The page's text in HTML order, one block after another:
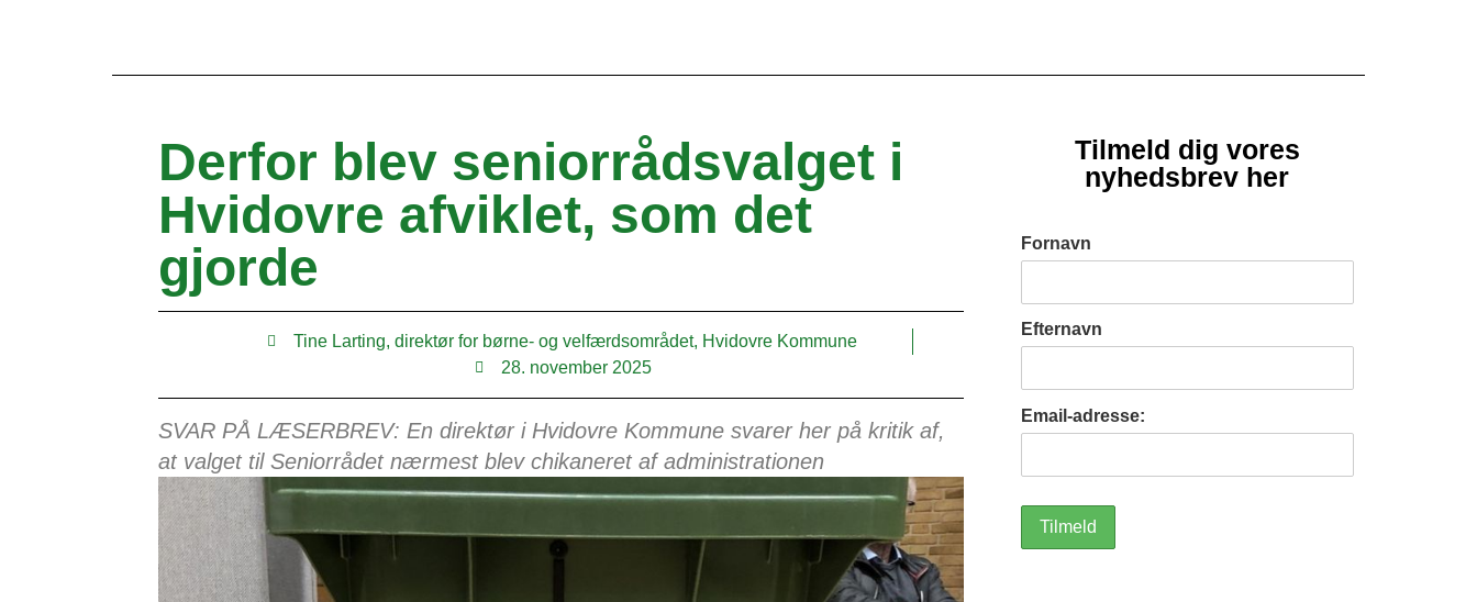
Derfor blev seniorrådsvalget i
Hvidovre afviklet, som det
gjorde
Tine Larting, direktør for børne- og velfærdsområdet, Hvidovre Kommune
28. november 2025
SVAR PÅ LÆSERBREV: En direktør i Hvidovre Kommune svarer her på kritik af,
at valget til Seniorrådet nærmest blev chikaneret af administrationen
Tilmeld dig vores
nyhedsbrev her
Fornavn
Efternavn
Email-adresse: